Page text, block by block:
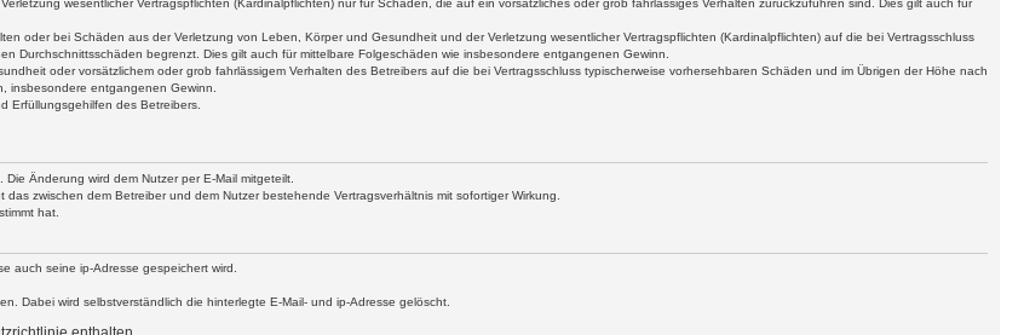
wesentlicher Vertragspflichten (Kardinalpflichten) nur für Schäden, die auf ein vorsätzliches oder grob fahrlässiges Verhalten zurückzuführen sind. Dies gilt auch für
oder bei Schäden aus der Verletzung von Leben, Körper und Gesundheit und der Verletzung wesentlicher Vertragspflichten (Kardinalpflichten) auf die bei Vertragsschluss
Durchschnittsschäden begrenzt. Dies gilt auch für mittelbare Folgeschäden wie insbesondere entgangenen Gewinn.
oder vorsätzlichem oder grob fahrlässigem Verhalten des Betreibers auf die bei Vertragsschluss typischerweise vorhersehbaren Schäden und im Übrigen der Höhe nach
insbesondere entgangenen Gewinn.
Erfüllungsgehilfen des Betreibers.
Änderung wird dem Nutzer per E-Mail mitgeteilt.
zwischen dem Betreiber und dem Nutzer bestehende Vertragsverhältnis mit sofortiger Wirkung.
hat.
auch seine ip-Adresse gespeichert wird.
Dabei wird selbstverständlich die hinterlegte E-Mail- und ip-Adresse gelöscht.